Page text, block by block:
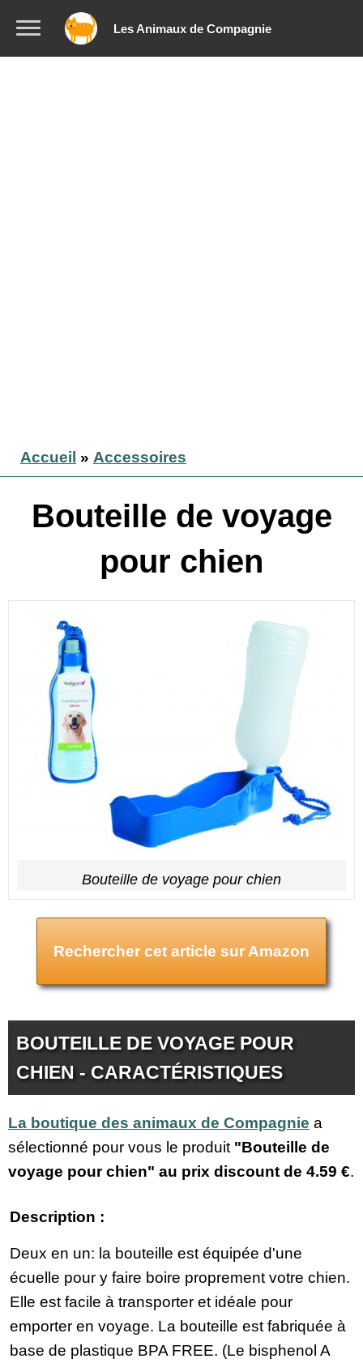
Les Animaux de Compagnie
Accueil » Accessoires
Bouteille de voyage
pour chien
Bouteille de voyage pour chien
Rechercher cet article sur Amazon
BOUTEILLE DE VOYAGE POUR
CHIEN - CARACTÉRISTIQUES
La boutique des animaux de Compagnie a
sélectionné pour vous le produit "Bouteille de
voyage pour chien" au prix discount de 4.59 €.
Description :
Deux en un: la bouteille est équipée d'une
écuelle pour y faire boire proprement votre chien.
Elle est facile à transporter et idéale pour
emporter en voyage. La bouteille est fabriquée à
base de plastique BPA FREE. (Le bisphenol A